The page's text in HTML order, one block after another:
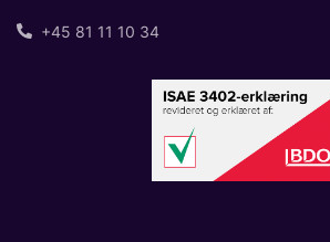
+45 81 11 10 34